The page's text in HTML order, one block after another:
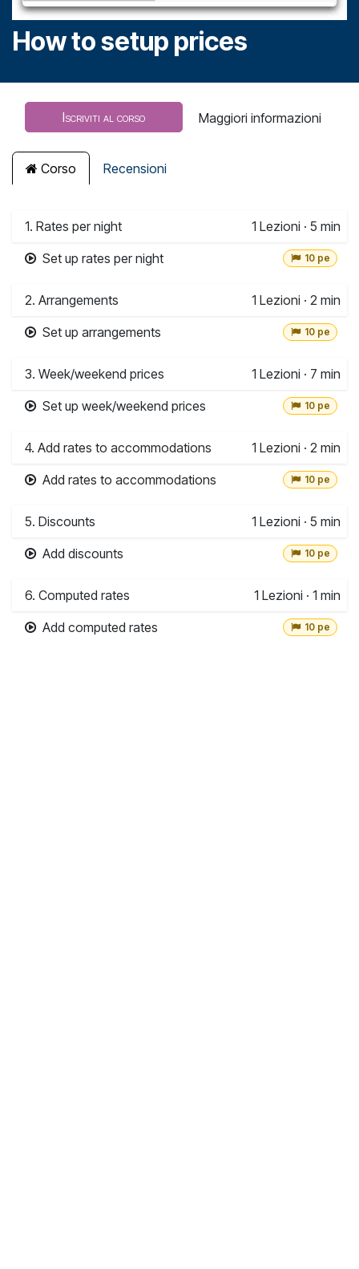
How to setup prices
Iscriviti al corso Maggiori informazioni
Corso Recensioni
1. Rates per night 1 Lezioni · 5 min
Set up rates per night
10 pe
2. Arrangements 1 Lezioni · 2 min
Set up arrangements
10 pe
3. Week/weekend prices 1 Lezioni · 7 min
Set up week/weekend prices
10 pe
4. Add rates to accommodations 1 Lezioni · 2 min
Add rates to accommodations
10 pe
5. Discounts 1 Lezioni · 5 min
Add discounts
10 pe
6. Computed rates 1 Lezioni · 1 min
Add computed rates
10 pe